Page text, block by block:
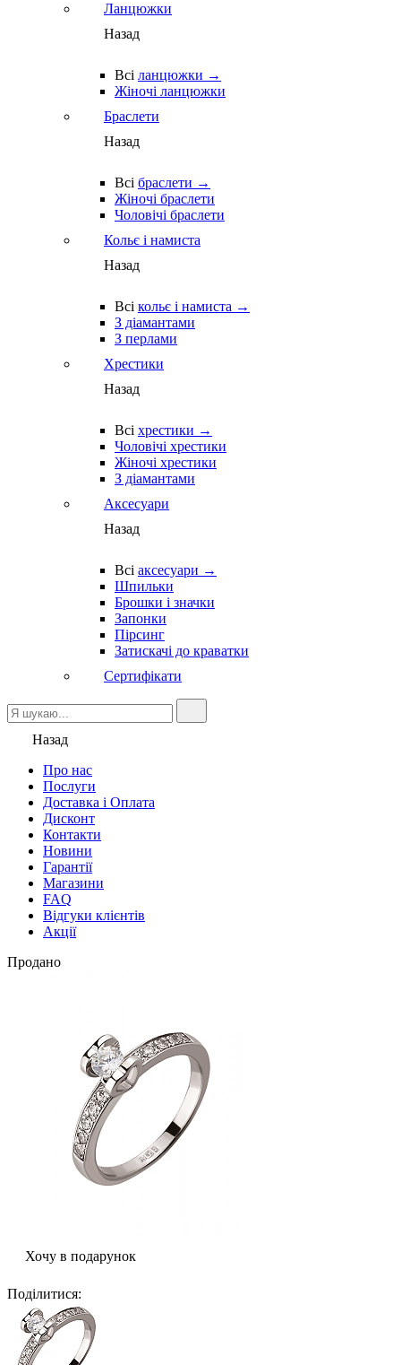
Ланцюжки
Назад
Всі ланцюжки →
Жіночі ланцюжки
Браслети
Назад
Всі браслети →
Жіночі браслети
Чоловічі браслети
Кольє і намиста
Назад
Всі кольє і намиста →
З діамантами
З перлами
Хрестики
Назад
Всі хрестики →
Чоловічі хрестики
Жіночі хрестики
З діамантами
Аксесуари
Назад
Всі аксесуари →
Шпильки
Брошки і значки
Запонки
Пірсинг
Затискачі до краватки
Сертифікати
Назад
Про нас
Послуги
Доставка і Оплата
Дисконт
Контакти
Новини
Гарантії
Магазини
FAQ
Відгуки клієнтів
Акції
Продано
Хочу в подарунок
Поділитися: